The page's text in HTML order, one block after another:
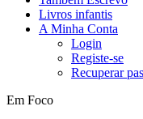
Livros infantis
A Minha Conta
Login
Registe-se
Recuperar
Em Foco